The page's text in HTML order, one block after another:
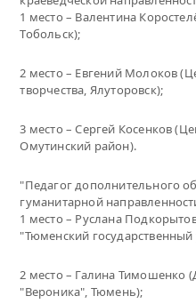
1 место – Валентина
Тобольск);
2 место – Евгений Молоков
творчества, Ялуторовск);
3 место – Сергей Косенков
Омутинский район).
"Педагог дополнительного
гуманитарной
1 место – Руслана
"Тюменский
2 место – Галина Тимошенко
"Вероника", Тюмень);